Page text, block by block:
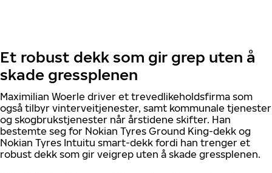
Et robust dekk som gir grep uten å
skade gressplenen
Maximilian Woerle driver et trevedlikeholdsfirma som
også tilbyr vinterveitjenester, samt kommunale tjenester
og skogbrukstjenester når årstidene skifter. Han
bestemte seg for Nokian Tyres Ground King-dekk og
Nokian Tyres Intuitu smart-dekk fordi han trenger et
robust dekk som gir veigrep uten å skade gressplenen.